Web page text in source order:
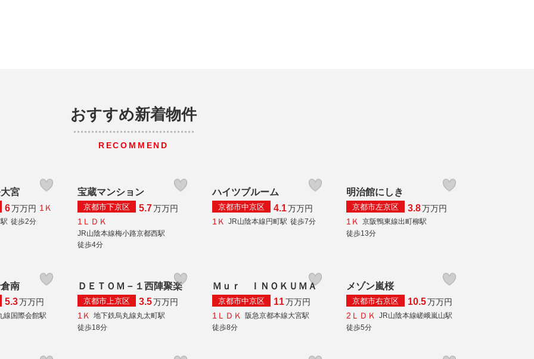
おすすめ新着物件
RECOMMEND
宮
6万万円 1Ｋ
徒歩2分
宝蔵マンション
京都市下京区 5.7万万円
1ＬＤＫ
JR山陰本線梅小路京都西駅
徒歩4分
ハイツブルーム
京都市中京区 4.1万万円
1Ｋ
JR山陰本線円町駅 徒歩7分
明治館にしき
京都市左京区 3.8万万円
1Ｋ
京阪鴨東線出町柳駅
徒歩13分
南
5.3万万円
線国際会館駅
ＤＥＴＯＭ－１西陣聚楽
京都市上京区 3.5万万円
1Ｋ
地下鉄烏丸線丸太町駅
徒歩18分
Ｍｕｒ ＩＮＯＫＵＭＡ
京都市中京区 11万万円
1ＬＤＫ
阪急京都本線大宮駅
徒歩8分
メゾン嵐桜
京都市右京区 10.5万万円
2ＬＤＫ
JR山陰本線嵯峨嵐山駅
徒歩5分